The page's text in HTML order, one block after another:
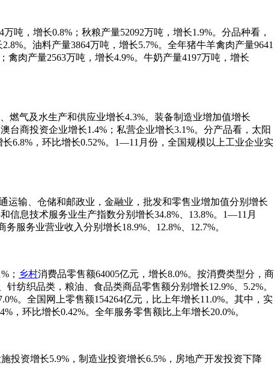
吨，增长0.8%；秋粮产量52092万吨，增长1.9%。分品种看，
。油料产量3864万吨，增长5.7%。全年猪牛羊禽肉产量9641
禽肉产量2563万吨，增长4.9%。牛奶产量4197万吨，增长
燃气及水生产和供应业增长4.3%。装备制造业增加值增长
台商投资企业增长1.4%；私营企业增长3.1%。分产品看，太阳
6.8%，环比增长0.52%。1—11月份，全国规模以上工业企业实
运输、仓储和邮政业，金融业，批发和零售业增加值分别增长
信息技术服务业生产指数分别增长34.8%、13.8%。1—11月
服务业营业收入分别增长18.9%、12.8%、12.7%。
； 乡村消费品零售额64005亿元，增长8.0%。按消费类型分，商
纺织品类，粮油、食品类商品零售额分别增长12.9%、5.2%。
。全国网上零售额154264亿元，比上年增长11.0%。其中，实
，环比增长0.42%。全年服务零售额比上年增长20.0%。
投资增长5.9%，制造业投资增长6.5%，房地产开发投资下降